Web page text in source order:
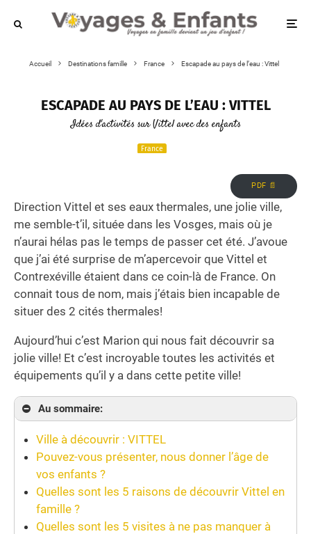
Accueil Destinations famille France Escapade au pays de l’eau : Vittel
ESCAPADE AU PAYS DE L’EAU : VITTEL
Idées d'activités sur Vittel avec des enfants
France
PDF 📄
Direction Vittel et ses eaux thermales, une jolie ville,
me semble-t’il, située dans les Vosges, mais où je
n’aurai hélas pas le temps de passer cet été. J’avoue
que j’ai été surprise de m’apercevoir que Vittel et
Contrexéville étaient dans ce coin-là de France. On
connait tous de nom, mais j’étais bien incapable de
situer des 2 cités thermales!
Aujourd’hui c’est Marion qui nous fait découvrir sa
jolie ville! Et c’est incroyable toutes les activités et
équipements qu’il y a dans cette petite ville!
Au sommaire:
Ville à découvrir : VITTEL
Pouvez-vous présenter, nous donner l’âge de
vos enfants ?
Quelles sont les 5 raisons de découvrir Vittel en
famille ?
Quelles sont les 5 visites à ne pas manquer à